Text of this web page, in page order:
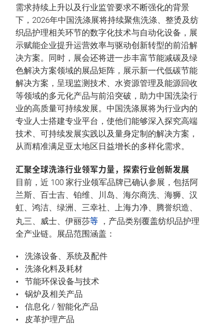
需求持续上升以及行业监管要求不断强化的背景
下，2026年中国洗涤展将持续聚焦洗涤、整烫及纺
织品护理相关环节的数字化技术与自动化设备，展
示赋能企业提升运营效率与驱动创新转型的前沿解
决方案。同时，展会还将进一步丰富节能减碳及绿
色解决方案领域的展品矩阵，展示新一代低碳节能
解决方案，呈现监测技术、水资源管理及能源回收
等领域的多元化产品与前沿突破，助力中国洗染行
业的高质量可持续发展。中国洗涤展将为行业内的
专业人士搭建专业平台，使他们能够深入探究高端
技术、可持续发展实践以及量身定制的解决方案，
从而精准满足亚太地区日益增长的多样化需求。
汇聚全球洗涤行业领军力量，探索行业创新发展
目前，近 100 家行业领军品牌已确认参展，包括阿
兰斯、百士吉、铂维、川岛、海尔商洗、海狮、汉
虹、鸿洁、绿洲、三幸社、上海力净、腾誉织造、
丸三、威士、伊丽莎等 ，产品类别覆盖纺织品护理
全产业链。展品范围涵盖：
洗涤设备、系统及配件
洗涤化料及耗材
节能环保设备与技术
锅炉及相关产品
信息化 / 智能化产品
皮革护理产品